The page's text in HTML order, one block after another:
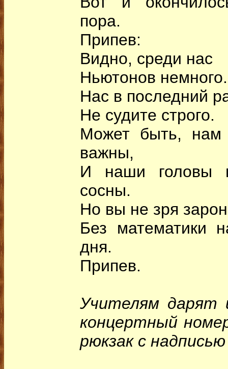
пора.
Припев:
Видно, среди нас
Ньютонов немного.
Нас в последний
Не судите строго.
Может быть, нам
важны,
И наши головы
сосны.
Но вы не зря
Без математики
дня.
Припев.
Учителям дарят
концертный
рюкзак с